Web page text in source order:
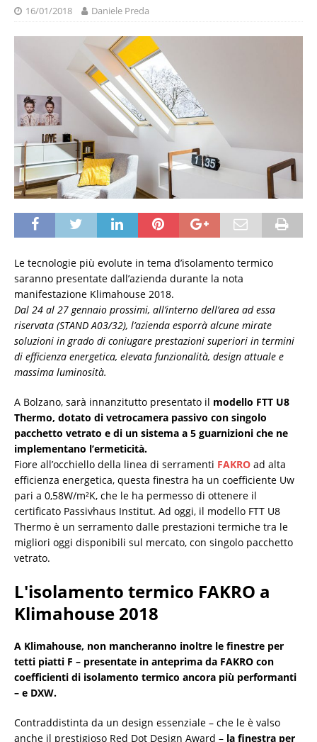
16/01/2018 Daniele Preda
Le tecnologie più evolute in tema d’isolamento termico
saranno presentate dall’azienda durante la nota
manifestazione Klimahouse 2018.
Dal 24 al 27 gennaio prossimi, all’interno dell’area ad essa
riservata (STAND A03/32), l’azienda esporrà alcune mirate
soluzioni in grado di coniugare prestazioni superiori in termini
di efficienza energetica, elevata funzionalità, design attuale e
massima luminosità.
A Bolzano, sarà innanzitutto presentato il modello FTT U8
Thermo, dotato di vetrocamera passivo con singolo
pacchetto vetrato e di un sistema a 5 guarnizioni che ne
implementano l’ermeticità.
Fiore all’occhiello della linea di serramenti FAKRO ad alta
efficienza energetica, questa finestra ha un coefficiente Uw
pari a 0,58W/m²K, che le ha permesso di ottenere il
certificato Passivhaus Institut. Ad oggi, il modello FTT U8
Thermo è un serramento dalle prestazioni termiche tra le
migliori oggi disponibili sul mercato, con singolo pacchetto
vetrato.
L'isolamento termico FAKRO a
Klimahouse 2018
A Klimahouse, non mancheranno inoltre le finestre per
tetti piatti F – presentate in anteprima da FAKRO con
coefficienti di isolamento termico ancora più performanti
– e DXW.
Contraddistinta da un design essenziale – che le è valso
anche il prestigioso Red Dot Design Award – la finestra per